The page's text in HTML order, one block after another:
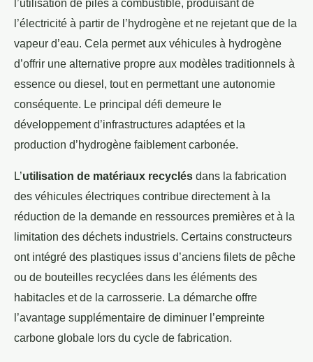
l’utilisation de piles à combustible, produisant de
l’électricité à partir de l’hydrogène et ne rejetant que de la
vapeur d’eau. Cela permet aux véhicules à hydrogène
d’offrir une alternative propre aux modèles traditionnels à
essence ou diesel, tout en permettant une autonomie
conséquente. Le principal défi demeure le
développement d’infrastructures adaptées et la
production d’hydrogène faiblement carbonée.
L’utilisation de matériaux recyclés dans la fabrication
des véhicules électriques contribue directement à la
réduction de la demande en ressources premières et à la
limitation des déchets industriels. Certains constructeurs
ont intégré des plastiques issus d’anciens filets de pêche
ou de bouteilles recyclées dans les éléments des
habitacles et de la carrosserie. La démarche offre
l’avantage supplémentaire de diminuer l’empreinte
carbone globale lors du cycle de fabrication.